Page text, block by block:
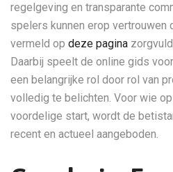
regelgeving en transparante
spelers kunnen erop vertrouwen
vermeld op deze pagina
Daarbij speelt de online gids
een belangrijke rol door rol van
volledig te belichten. Voor wie
voordelige start, wordt de
recent en actueel aangeboden.